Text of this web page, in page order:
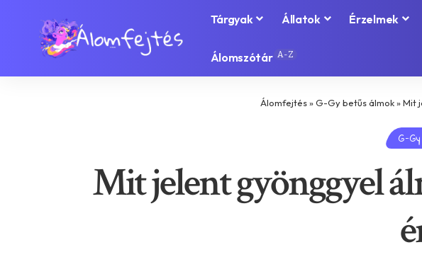
Tárgyak Állatok Érzelmek
Álomszótár A-Z
Álomfejtés»G-Gy betűs álmok»Mit
G-
Mit jelent gyönggyel